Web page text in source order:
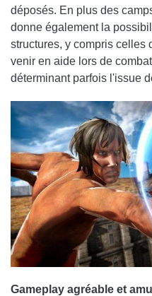
déposés. En plus des
donne également la
structures, y compris celles
venir en aide lors de
déterminant parfois l'issue
Gameplay agréable et